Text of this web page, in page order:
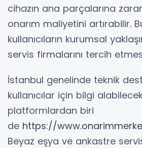
cihazın ana parçalarına
onarım maliyetini artırabilir.
kullanıcıların kurumsal
servis firmalarını tercih
İstanbul genelinde teknik
kullanıcılar için bilgi
platformlardan biri
de https://
Beyaz eşya ve ankastre